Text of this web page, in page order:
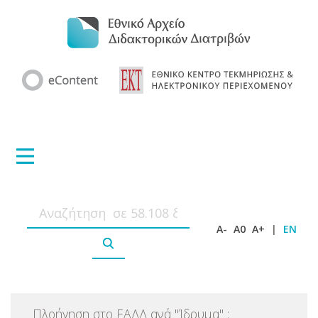
A- A0 A+ | EN
Πλοήγηση στο ΕΑΔΔ ανά "Ίδρυμα" :